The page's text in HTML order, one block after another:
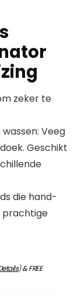
zeker te
Veeg
Geschikt
die hand-
prachtige
)&FREE